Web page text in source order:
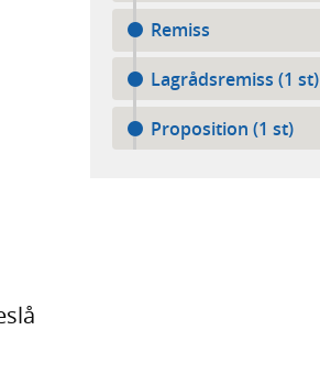
Remiss
Lagrådsremiss (1 st)
Proposition (1 st)